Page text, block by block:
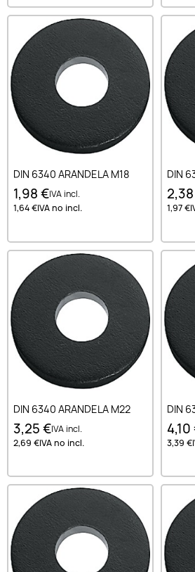
DIN 6340 ARANDELA M18
1,98 €IVA incl.
1,64 €IVA no incl.
DIN
1,97 €
DIN 6340 ARANDELA M22
3,25 €IVA incl.
2,69 €IVA no incl.
DIN
4,10
3,39 €